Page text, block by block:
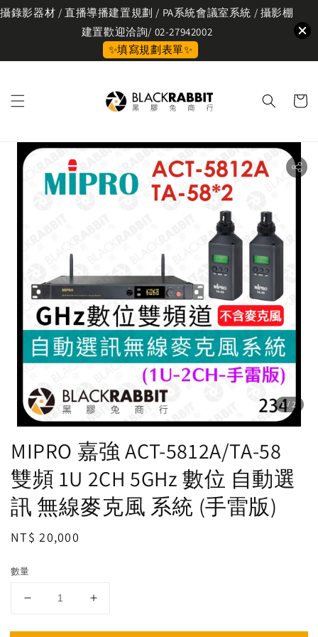
攝錄影器材 / 直播導播建置規劃 / PA系統會議室系統 / 攝影棚
建置歡迎洽詢/ 02-27942002
✨填寫規劃表單✨
1 /2
MIPRO 嘉強 ACT-5812A/TA-58
雙頻 1U 2CH 5GHz 數位 自動選
訊 無線麥克風 系統 (手雷版)
Regular
NT$ 20,000
數量